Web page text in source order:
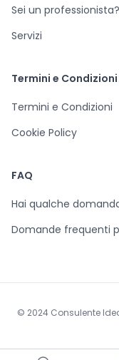
Sei un professionista?
Servizi
Termini e Condizioni
Termini e Condizioni
Cookie Policy
FAQ
Hai qualche
Domande frequenti
© 2024 Consulente